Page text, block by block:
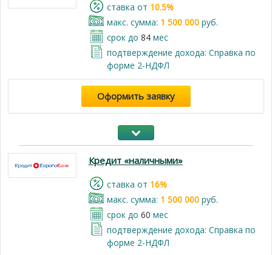
cтавка от 10.5%
макс. сумма: 1 500 000руб.
срок до 84мес
подтверждение дохода: Справка по
форме 2-НДФЛ
Оформить заявку
Кредит «наличными»
cтавка от 16%
макс. сумма: 1 500 000руб.
срок до 60 мес
подтверждение дохода: Справка по
форме 2-НДФЛ